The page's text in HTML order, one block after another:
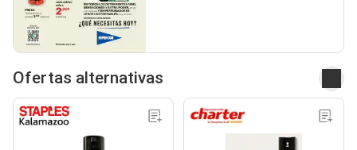
Ofertas alternativas